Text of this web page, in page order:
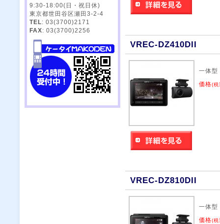
9:30-18:00(日・祝日休)
東京都世田谷区瀬田3-2-4
TEL: 03(3700)2171
FAX: 03(3700)2256
VREC-DZ410DII
一体型
価格(税
VREC-DZ810DII
一体型
価格(税